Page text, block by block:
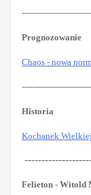
Prognozowanie
Chaos - nowa
Historia
Kochanek
Felieton - Witold